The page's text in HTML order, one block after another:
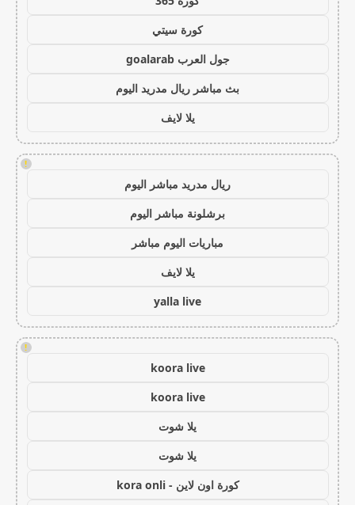
كورة سيتي
جول العرب goalarab
بث مباشر ريال مدريد اليوم
يلا لايف
!
ريال مدريد مباشر اليوم
برشلونة مباشر اليوم
مباريات اليوم مباشر
يلا لايف
yalla live
!
koora live
koora live
يلا شوت
يلا شوت
كورة اون لاين - kora onli